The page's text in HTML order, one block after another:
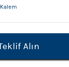
Alın